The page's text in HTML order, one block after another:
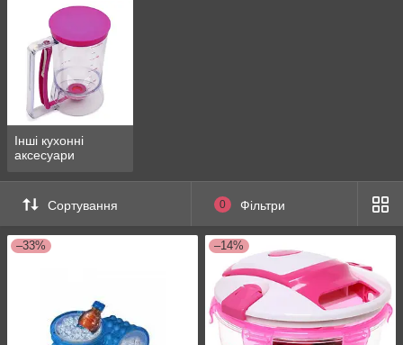
Інші кухонні
аксесуари
Сортування 0 Фільтри
–33% –14%